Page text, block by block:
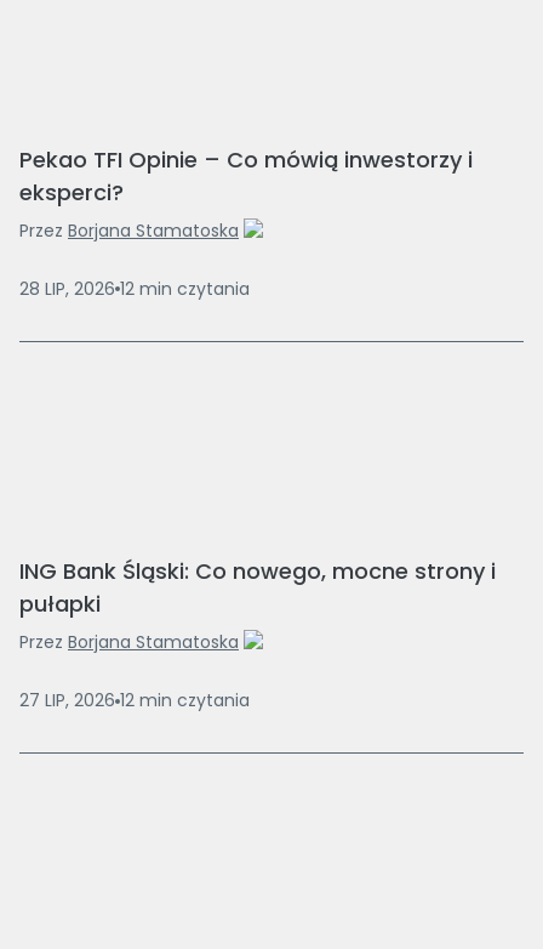
Pekao TFI Opinie – Co mówią inwestorzy i
eksperci?
Przez Borjana Stamatoska
28 LIP, 2026 12 min czytania
ING Bank Śląski: Co nowego, mocne strony i
pułapki
Przez Borjana Stamatoska
27 LIP, 2026 12 min czytania